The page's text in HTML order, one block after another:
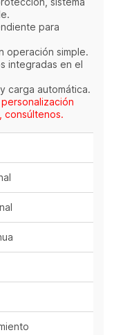
para
operación simple.
integradas en el
carga automática.
consúltenos.